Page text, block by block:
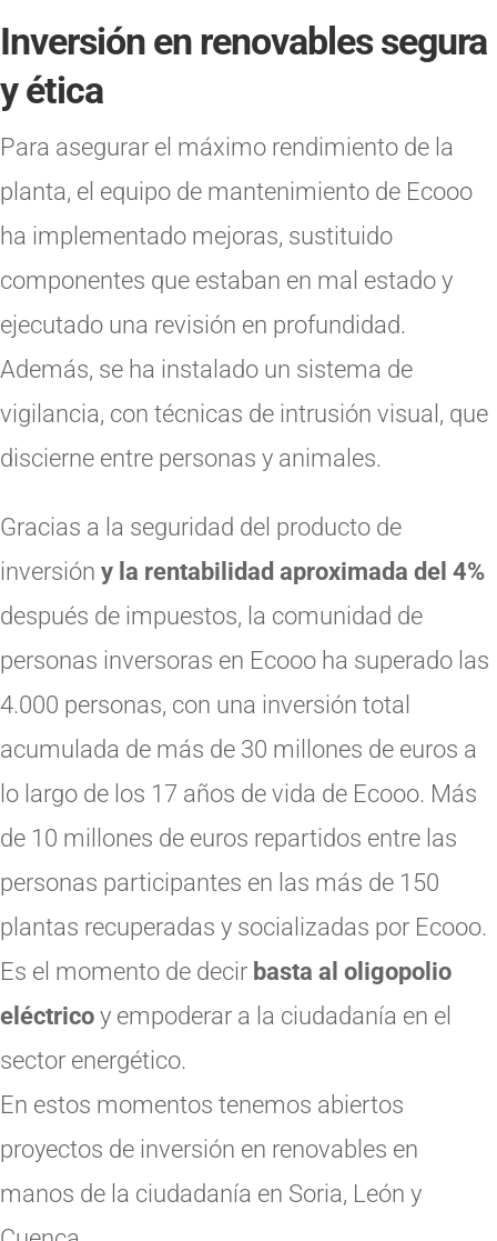
Inversión en renovables segura
y ética
Para asegurar el máximo rendimiento de la
planta, el equipo de mantenimiento de Ecooo
ha implementado mejoras, sustituido
componentes que estaban en mal estado y
ejecutado una revisión en profundidad.
Además, se ha instalado un sistema de
vigilancia, con técnicas de intrusión visual, que
discierne entre personas y animales.
Gracias a la seguridad del producto de
inversión y la rentabilidad aproximada del 4%
después de impuestos, la comunidad de
personas inversoras en Ecooo ha superado las
4.000 personas, con una inversión total
acumulada de más de 30 millones de euros a
lo largo de los 17 años de vida de Ecooo. Más
de 10 millones de euros repartidos entre las
personas participantes en las más de 150
plantas recuperadas y socializadas por Ecooo.
Es el momento de decir basta al oligopolio
eléctrico y empoderar a la ciudadanía en el
sector energético.
En estos momentos tenemos abiertos
proyectos de inversión en renovables en
manos de la ciudadanía en Soria, León y